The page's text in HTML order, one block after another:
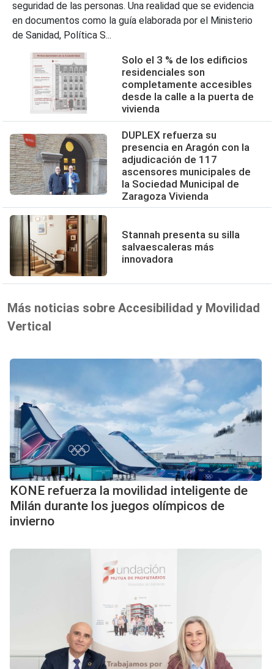
seguridad de las personas. Una realidad que se evidencia
en documentos como la guía elaborada por el Ministerio
de Sanidad, Política S...
Solo el 3 % de los edificios
residenciales son
completamente accesibles
desde la calle a la puerta de
vivienda
DUPLEX refuerza su
presencia en Aragón con la
adjudicación de 117
ascensores municipales de
la Sociedad Municipal de
Zaragoza Vivienda
Stannah presenta su silla
salvaescaleras más
innovadora
Más noticias sobre Accesibilidad y Movilidad
Vertical
KONE refuerza la movilidad inteligente de
Milán durante los juegos olímpicos de
invierno